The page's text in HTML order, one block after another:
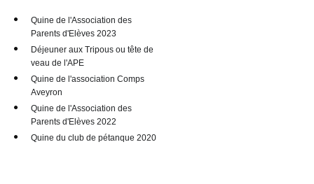
Quine de l'Association des
Parents d'Elèves 2023
Déjeuner aux Tripous ou tête de
veau de l'APE
Quine de l'association Comps
Aveyron
Quine de l'Association des
Parents d'Elèves 2022
Quine du club de pétanque 2020